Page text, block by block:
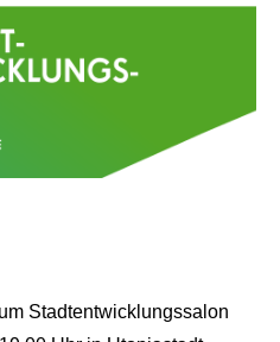
Stadtentwicklungssalon